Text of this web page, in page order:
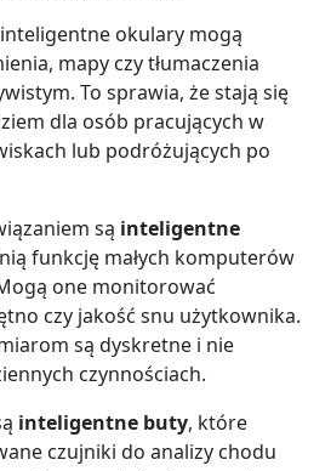
okulary mogą
mapy czy tłumaczenia
To sprawia, że stają się
dla osób pracujących w
lub podróżujących po
są inteligentne
funkcję małych komputerów
one monitorować
czy jakość snu użytkownika.
są dyskretne i nie
czynnościach.
inteligentne buty, które
czujniki do analizy chodu